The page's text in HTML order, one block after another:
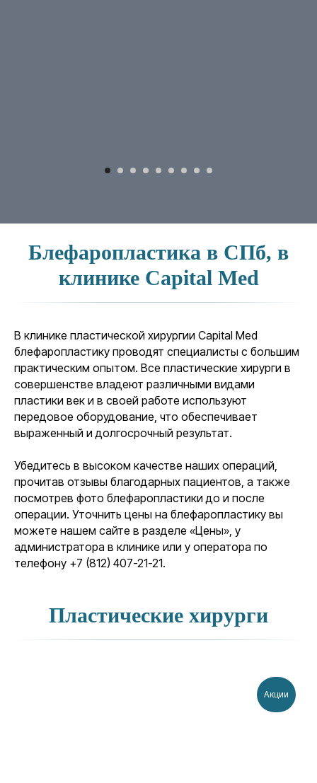
Блефаропластика в СПб, в
клинике Capital Med
В клинике пластической хирургии Capital Med
блефаропластику проводят специалисты с большим
практическим опытом. Все пластические хирурги в
совершенстве владеют различными видами
пластики век и в своей работе используют
передовое оборудование, что обеспечивает
выраженный и долгосрочный результат.
Убедитесь в высоком качестве наших операций,
прочитав отзывы благодарных пациентов, а также
посмотрев фото блефаропластики до и после
операции. Уточнить цены на блефаропластику вы
можете нашем сайте в разделе «Цены», у
администратора в клинике или у оператора по
телефону +7 (812) 407-21-21.
Пластические хирурги
Акции